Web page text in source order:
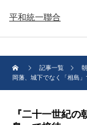
平和統一聯合
記事一覧
岡藩、城下でなく「相島
『二十一世紀